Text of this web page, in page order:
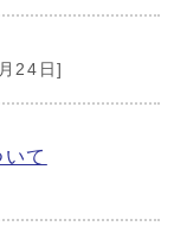
24日]
て